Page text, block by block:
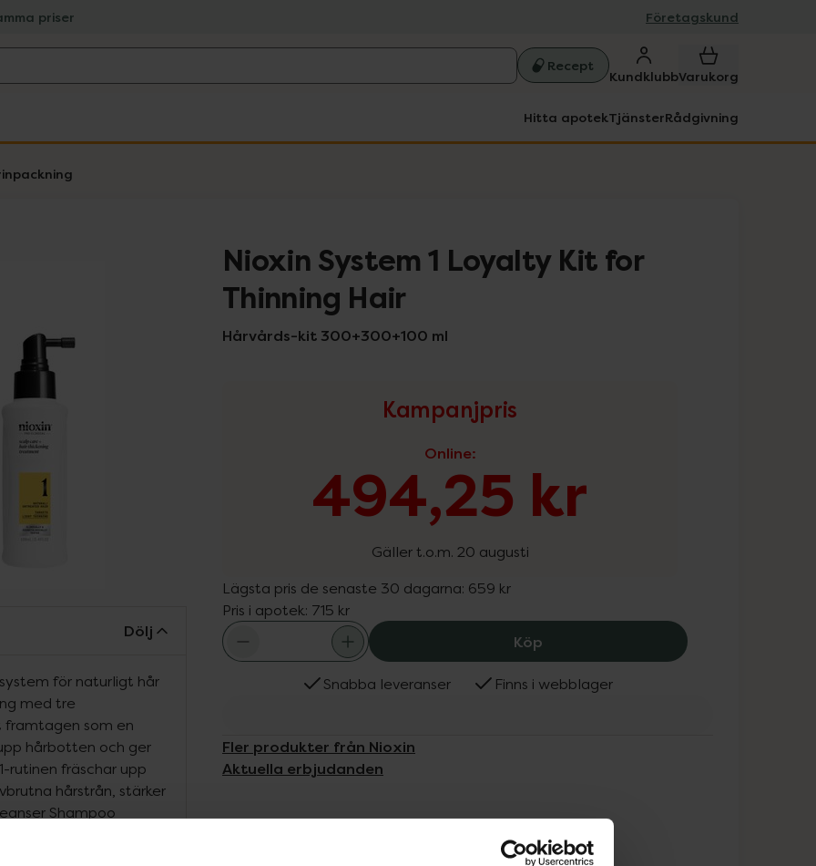
priser Företagskund
Recept
KundklubbVarukorg
Hitta apotekTjänsterRådgivning
Nioxin System 1 Loyalty Kit for
Thinning Hair
Hårvårds-kit 300+300+100 ml
Kampanjpris
Online:
494,25 kr
Gäller t.o.m. 20 augusti
Lägsta pris de senaste 30 dagarna: 659 kr
Pris i apotek: 715 kr
Köp Nioxin System 1 Loyalty Kit for
Snabba leveranser Finns i webblager
Fler produkter från Nioxin
Aktuella erbjudanden
Dölj
för naturligt hår
med tre
framtagen som en
hårbotten och ger
rutinen fräschar upp
hårstrån, stärker
Shampoo
hårbotten och hår.
balsam som